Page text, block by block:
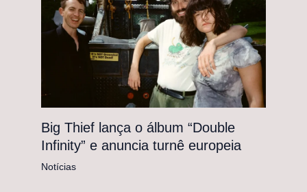
Big Thief lança o álbum “Double
Infinity” e anuncia turnê europeia
Notícias